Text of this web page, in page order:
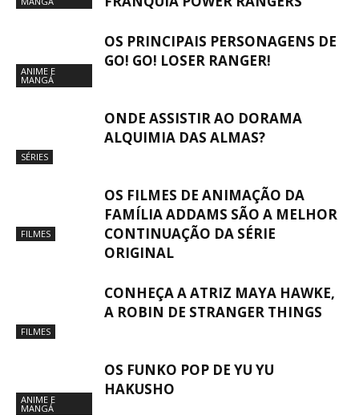
ANIME E
MANGÁ
OS PRINCIPAIS PERSONAGENS DE
GO! GO! LOSER RANGER!
SÉRIES
ONDE ASSISTIR AO DORAMA
ALQUIMIA DAS ALMAS?
FILMES
OS FILMES DE ANIMAÇÃO DA
FAMÍLIA ADDAMS SÃO A MELHOR
CONTINUAÇÃO DA SÉRIE
ORIGINAL
FILMES
CONHEÇA A ATRIZ MAYA HAWKE,
A ROBIN DE STRANGER THINGS
ANIME E
MANGÁ
OS FUNKO POP DE YU YU
HAKUSHO